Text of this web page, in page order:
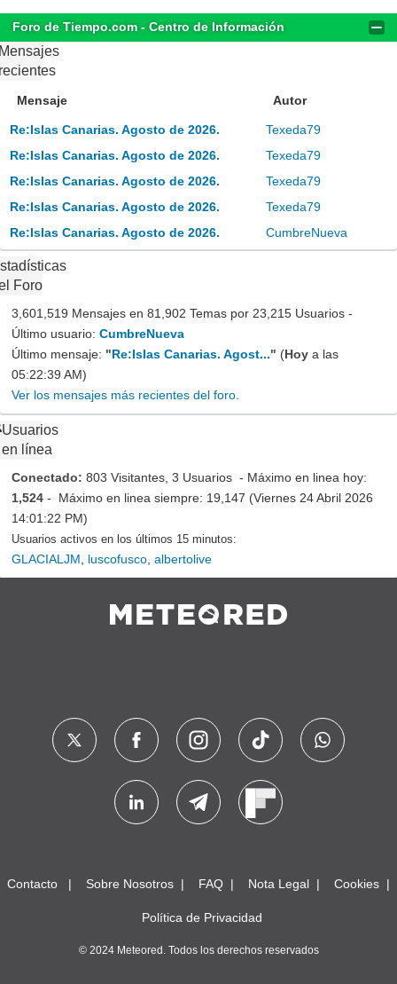
Foro de Tiempo.com - Centro de Información
Mensaje Autor
Re:Islas Canarias. Agosto de 2026.
Texeda79
Re:Islas Canarias. Agosto de 2026.
Texeda79
Re:Islas Canarias. Agosto de 2026.
Texeda79
Re:Islas Canarias. Agosto de 2026.
Texeda79
Re:Islas Canarias. Agosto de 2026.
CumbreNueva
Foro
3,601,519 Mensajes en 81,902 Temas por 23,215 Usuarios -
Último usuario: CumbreNueva
Último mensaje: "Re:Islas Canarias. Agost..." (Hoy a las
05:22:39 AM)
Ver los mensajes más recientes del foro.
Usuarios
en línea
Conectado: 803 Visitantes, 3 Usuarios - Máximo en linea hoy:
1,524 - Máximo en linea siempre: 19,147 (Viernes 24 Abril 2026
14:01:22 PM)
Usuarios activos en los últimos 15 minutos:
GLACIALJM luscofusco albertolive
Contacto Sobre Nosotros FAQ Nota Legal Cookies
Política de Privacidad
© 2024 Meteored. Todos los derechos reservados